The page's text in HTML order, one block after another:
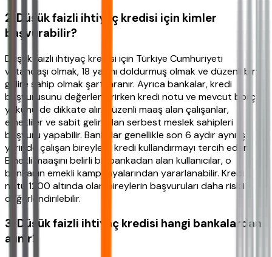
2. Düşük faizli ihtiyaç kredisi için kimler
başvurabilir?
Düşük faizli ihtiyaç kredisi için Türkiye Cumhuriyeti
vatandaşı olmak, 18 yaşını doldurmuş olmak ve düzenli bir
gelire sahip olmak şartı aranır. Ayrıca bankalar, kredi
başvurusunu değerlendirirken kredi notu ve mevcut borç
yükünü de dikkate alır. Düzenli maaş alan çalışanlar,
emekliler ve sabit geliri olan serbest meslek sahipleri
başvuru yapabilir. Bankalar genellikle son 6 aydır aynı iş
yerinde çalışan bireylere kredi kullandırmayı tercih eder.
Emekli maaşını belirli bir bankadan alan kullanıcılar, o
bankanın emekli kampanyalarından yararlanabilir. Kredi
notu 1200 altında olan bireylerin başvuruları daha riskli
değerlendirilebilir.
3. Düşük faizli ihtiyaç kredisi hangi bankalardan
alınır?